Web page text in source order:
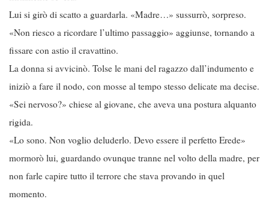
Lui si girò di scatto a guardarla. «Madre…» sussurrò, sorpreso.
«Non riesco a ricordare l’ultimo passaggio» aggiunse, tornando a
fissare con astio il cravattino.
La donna si avvicinò. Tolse le mani del ragazzo dall’indumento e
iniziò a fare il nodo, con mosse al tempo stesso delicate ma decise.
«Sei nervoso?» chiese al giovane, che aveva una postura alquanto
rigida.
«Lo sono. Non voglio deluderlo. Devo essere il perfetto Erede»
mormorò lui, guardando ovunque tranne nel volto della madre, per
non farle capire tutto il terrore che stava provando in quel
momento.